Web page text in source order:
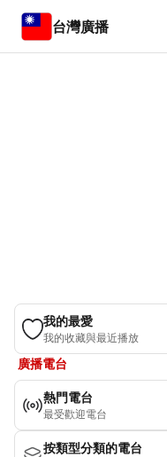
台灣廣播
我的最愛
我的收藏與最近播放
廣播電台
熱門電台
最受歡迎電台
按類型分類的電台